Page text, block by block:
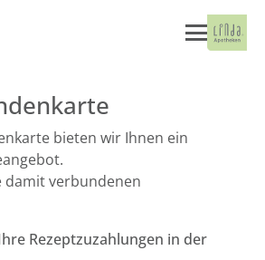
bieten wir Ihnen ein
damit verbundenen
Rezeptzuzahlungen in der